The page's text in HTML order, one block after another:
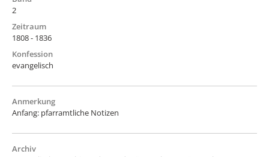
2
Zeitraum
1808 - 1836
Konfession
evangelisch
Anmerkung
Anfang: pfarramtliche Notizen
Archiv